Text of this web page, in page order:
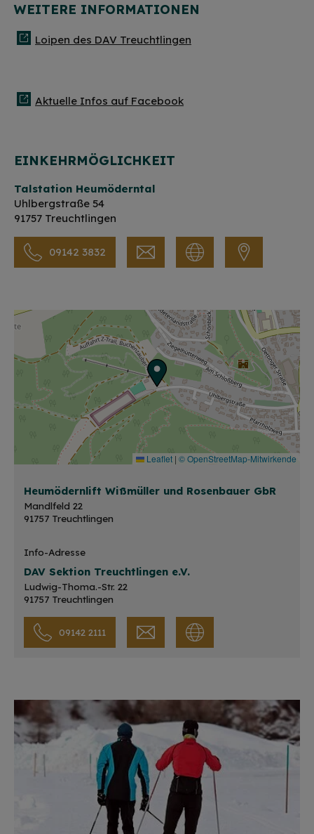
WEITERE INFORMATIONEN
Loipen des DAV Treuchtlingen
Aktuelle Infos auf Facebook
EINKEHRMÖGLICHKEIT
Talstation Heumöderntal
Uhlbergstraße 54
91757 Treuchtlingen
09142 3832
Leaflet | © OpenStreetMap-Mitwirkende
Heumödernlift Wißmüller und Rosenbauer GbR
Mandlfeld 22
91757 Treuchtlingen
Info-Adresse
DAV Sektion Treuchtlingen e.V.
Ludwig-Thoma.-Str. 22
91757 Treuchtlingen
09142 2111